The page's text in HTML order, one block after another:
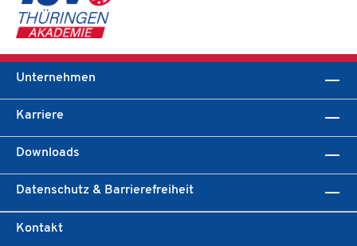
Unternehmen
Karriere
Downloads
Datenschutz & Barrierefreiheit
Kontakt